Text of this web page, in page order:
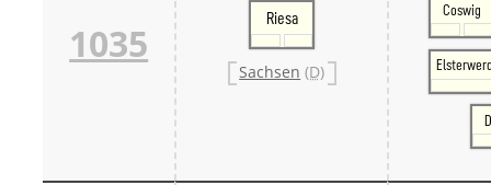
1035
Riesa
Sachsen (D)
Coswig